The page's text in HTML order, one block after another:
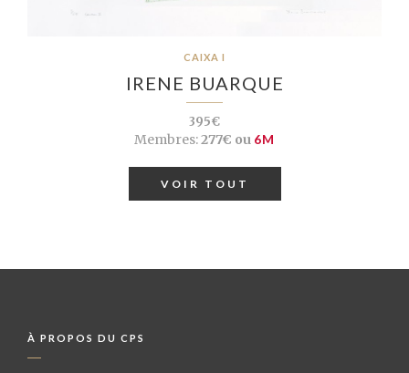
CAIXA I
IRENE BUARQUE
395€
Membres:277€ ou 6M
VOIR TOUT
À PROPOS DU CPS